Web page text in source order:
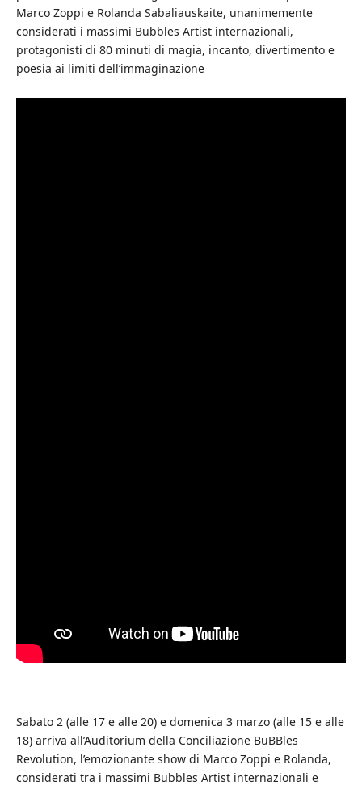
Marco Zoppi e Rolanda Sabaliauskaite, unanimemente
considerati i massimi Bubbles Artist internazionali,
protagonisti di 80 minuti di magia, incanto, divertimento e
poesia ai limiti dell’immaginazione
Sabato 2 (alle 17 e alle 20) e domenica 3 marzo (alle 15 e alle
18) arriva all’Auditorium della Conciliazione BuBBles
Revolution, l’emozionante show di Marco Zoppi e Rolanda,
considerati tra i massimi Bubbles Artist internazionali e